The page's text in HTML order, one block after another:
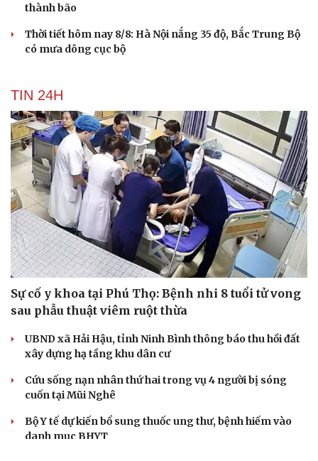
thành bão
Thời tiết hôm nay 8/8: Hà Nội nắng 35 độ, Bắc Trung Bộ
có mưa dông cục bộ
TIN 24H
Sự cố y khoa tại Phú Thọ: Bệnh nhi 8 tuổi tử vong
sau phẫu thuật viêm ruột thừa
UBND xã Hải Hậu, tỉnh Ninh Bình thông báo thu hồi đất
xây dựng hạ tầng khu dân cư
Cứu sống nạn nhân thứ hai trong vụ 4 người bị sóng
cuốn tại Mũi Nghê
Bộ Y tế dự kiến bổ sung thuốc ung thư, bệnh hiếm vào
danh mục BHYT